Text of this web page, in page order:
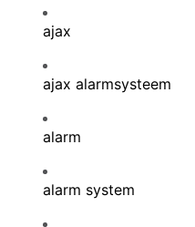
ajax
ajax alarmsysteem
alarm
alarm system